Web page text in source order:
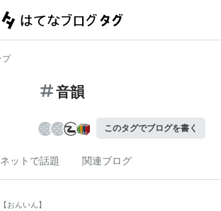
プ
音韻
このタグでブログを書く
ネットで話題 関連ブログ
【おんいん】